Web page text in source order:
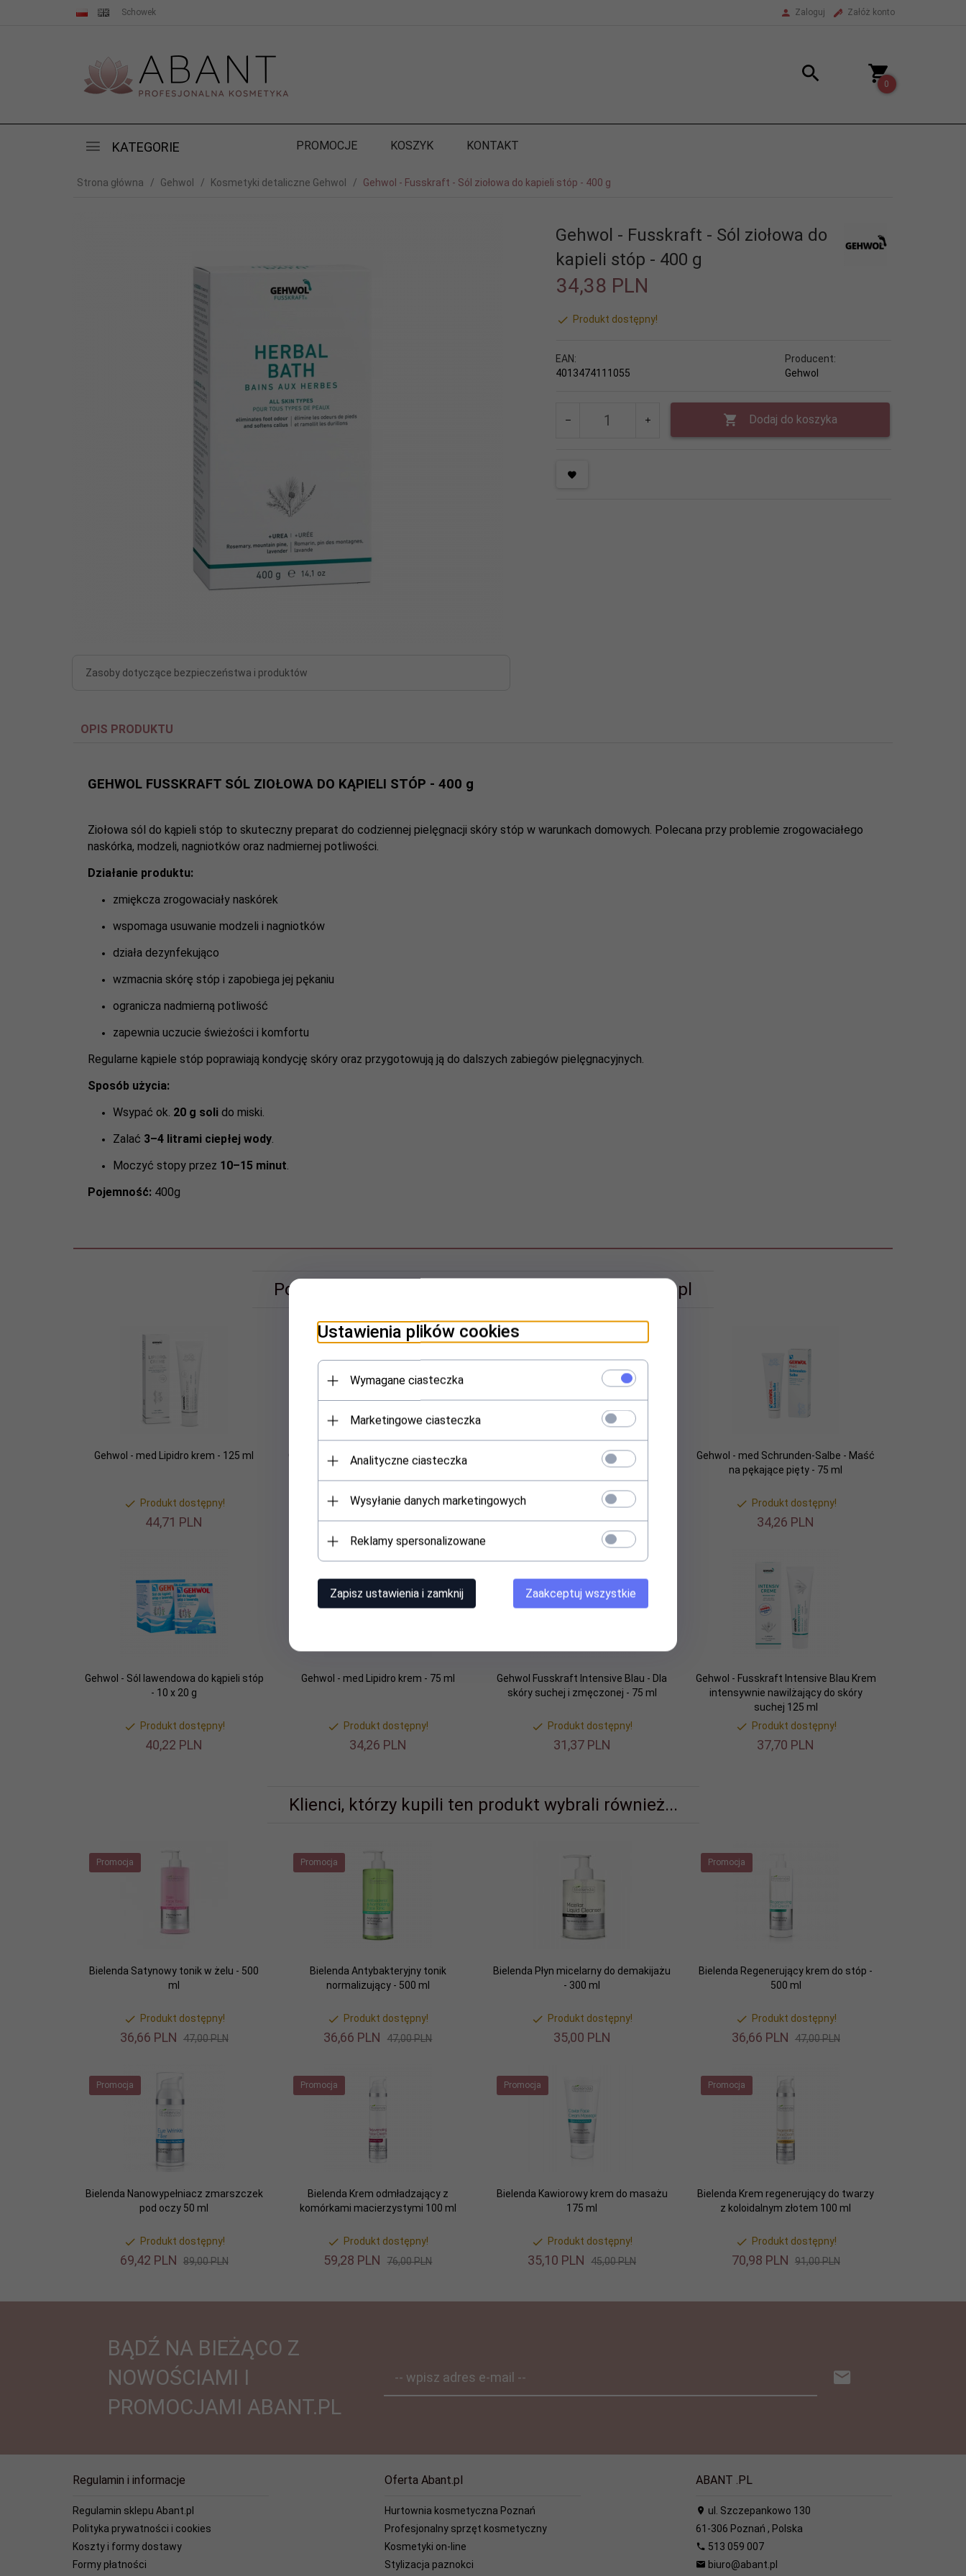
Schowek Zaloguj Załóż konto
0
KATEGORIE PROMOCJE KOSZYK KONTAKT
Strona główna Gehwol Kosmetyki detaliczne Gehwol Gehwol - Fusskraft - Sól ziołowa do kapieli stóp - 400 g
Zasoby dotyczące bezpieczeństwa i produktów
Gehwol - Fusskraft - Sól ziołowa do
kapieli stóp - 400 g
34,38 PLN
Produkt dostępny!
EAN:
4013474111055
Producent:
Gehwol
Dodaj do koszyka
OPIS PRODUKTU
GEHWOL FUSSKRAFT SÓL ZIOŁOWA DO KĄPIELI STÓP - 400 g
Ziołowa sól do kąpieli stóp to skuteczny preparat do codziennej pielęgnacji skóry stóp w warunkach domowych. Polecana przy problemie zrogowaciałego
naskórka, modzeli, nagniotków oraz nadmiernej potliwości.
Działanie produktu:
zmiękcza zrogowaciały naskórek
wspomaga usuwanie modzeli i nagniotków
działa dezynfekująco
wzmacnia skórę stóp i zapobiega jej pękaniu
ogranicza nadmierną potliwość
zapewnia uczucie świeżości i komfortu
Regularne kąpiele stóp poprawiają kondycję skóry oraz przygotowują ją do dalszych zabiegów pielęgnacyjnych.
Sposób użycia:
Wsypać ok. 20 g soli do miski.
Zalać 3–4 litrami ciepłej wody.
Moczyć stopy przez 10–15 minut.
Pojemność: 400g
Polecamy w sklepie i hurtowni kosmetycznej Abant.pl
Gehwol - med Lipidro krem - 125 ml
Produkt dostępny!
44,71 PLN
Gehwol - Sól lawendowa do kąpieli stóp
- 400 g
Produkt dostępny!
42,37PLN
Gehwol - med Schrunden-Salbe - Maść
na pękające pięty- 125 ml
Produkt dostępny!
44,71PLN
Gehwol - med Schrunden-Salbe - Maść
na pękające pięty - 75 ml
Produkt dostępny!
34,26 PLN
Gehwol - Sól lawendowa do kąpieli stóp
- 10 x 20 g
Produkt dostępny!
40,22 PLN
Gehwol - med Lipidro krem - 75 ml
Produkt dostępny!
34,26 PLN
Gehwol Fusskraft Intensive Blau - Dla
skóry suchej i zmęczonej - 75 ml
Produkt dostępny!
31,37 PLN
Gehwol - Fusskraft Intensive Blau Krem
intensywnie nawilżający do skóry
suchej 125 ml
Produkt dostępny!
37,70 PLN
Klienci, którzy kupili ten produkt wybrali również...
Promocja
Bielenda Satynowy tonik w żelu - 500
ml
Produkt dostępny!
36,66 PLN 47,00 PLN
Promocja
Bielenda Antybakteryjny tonik
normalizujący - 500 ml
Produkt dostępny!
36,66 PLN 47,00 PLN
Bielenda Płyn micelarny do demakijażu
- 300 ml
Produkt dostępny!
35,00 PLN
Promocja
Bielenda Regenerujący krem do stóp -
500 ml
Produkt dostępny!
36,66 PLN 47,00 PLN
Promocja
Bielenda Nanowypełniacz zmarszczek
pod oczy 50 ml
Produkt dostępny!
69,42 PLN 89,00 PLN
Promocja
Bielenda Krem odmładzający z
komórkami macierzystymi 100 ml
Produkt dostępny!
59,28 PLN 76,00 PLN
Promocja
Bielenda Kawiorowy krem do masażu
175 ml
Produkt dostępny!
35,10 PLN 45,00 PLN
Promocja
Bielenda Krem regenerujący do twarzy
z koloidalnym złotem 100 ml
Produkt dostępny!
70,98 PLN 91,00 PLN
BĄDŹ NA BIEŻĄCO Z
NOWOŚCIAMI I
PROMOCJAMI ABANT.PL
-- wpisz adres e-mail --
Regulamin i informacje
Regulamin sklepu Abant.pl
Polityka prywatności i cookies
Koszty i formy dostawy
Formy płatności
Oferta Abant.pl
Hurtownia kosmetyczna Poznań
Profesjonalny sprzęt kosmetyczny
Kosmetyki on-line
Stylizacja paznokci
ABANT .PL
ul. Szczepankowo 130
61-306 Poznań , Polska
513 059 007
biuro@abant.pl
Ustawienia plików cookies
Wymagane ciasteczka
Marketingowe ciasteczka
Analityczne ciasteczka
Wysyłanie danych marketingowych
Reklamy spersonalizowane
Zapisz ustawienia i zamknij Zaakceptuj wszystkie